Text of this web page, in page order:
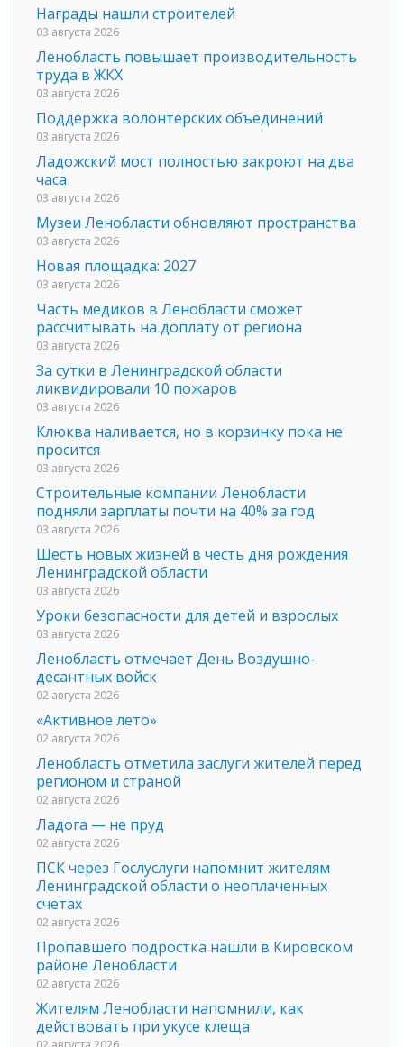
Награды нашли строителей
03 августа 2026
Ленобласть повышает производительность
труда в ЖКХ
03 августа 2026
Поддержка волонтерских объединений
03 августа 2026
Ладожский мост полностью закроют на два
часа
03 августа 2026
Музеи Ленобласти обновляют пространства
03 августа 2026
Новая площадка: 2027
03 августа 2026
Часть медиков в Ленобласти сможет
рассчитывать на доплату от региона
03 августа 2026
За сутки в Ленинградской области
ликвидировали 10 пожаров
03 августа 2026
Клюква наливается, но в корзинку пока не
просится
03 августа 2026
Строительные компании Ленобласти
подняли зарплаты почти на 40% за год
03 августа 2026
Шесть новых жизней в честь дня рождения
Ленинградской области
03 августа 2026
Уроки безопасности для детей и взрослых
03 августа 2026
Ленобласть отмечает День Воздушно-
десантных войск
02 августа 2026
«Активное лето»
02 августа 2026
Ленобласть отметила заслуги жителей перед
регионом и страной
02 августа 2026
Ладога — не пруд
02 августа 2026
ПСК через Гослуслуги напомнит жителям
Ленинградской области о неоплаченных
счетах
02 августа 2026
Пропавшего подростка нашли в Кировском
районе Ленобласти
02 августа 2026
Жителям Ленобласти напомнили, как
действовать при укусе клеща